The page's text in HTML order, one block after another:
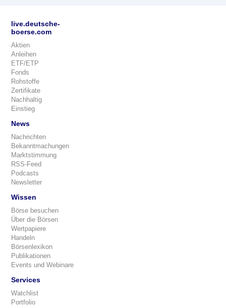
live.deutsche-
boerse.com
Aktien
Anleihen
ETF/ETP
Fonds
Rohstoffe
Zertifikate
Nachhaltig
Einstieg
News
Nachrichten
Bekanntmachungen
Marktstimmung
RSS-Feed
Podcasts
Newsletter
Wissen
Börse besuchen
Über die Börsen
Wertpapiere
Handeln
Börsenlexikon
Publikationen
Events und Webinare
Services
Watchlist
Portfolio